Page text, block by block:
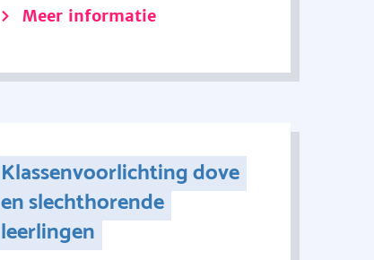
Meer informatie
Klassenvoorlichting dove
en slechthorende
leerlingen